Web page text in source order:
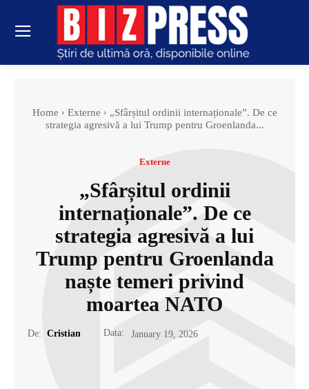
Home Externe
„Sfârșitul ordinii internaționale”. De ce
strategia agresivă a lui Trump pentru Groenlanda...
Externe
„Sfârșitul ordinii
internaționale”. De ce
strategia agresivă a lui
Trump pentru Groenlanda
naște temeri privind
moartea NATO
De: Cristian Data: January 19, 2026